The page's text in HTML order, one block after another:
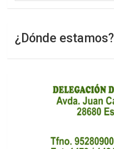
¿Dónde estamos?